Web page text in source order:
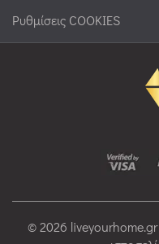
Ρυθμίσεις COOKIES
© 2026